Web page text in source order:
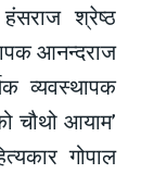
श्रेष्ठ
आनन्दराज
व्यवस्थापक
चौथो आयाम’
गोपाल